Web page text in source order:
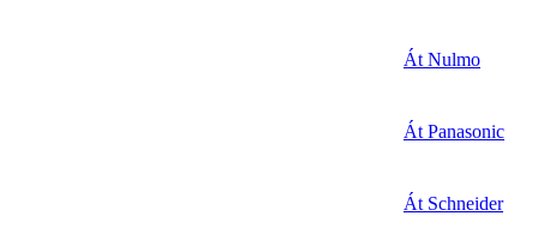
Át Nulmo
Át Panasonic
Át Schneider